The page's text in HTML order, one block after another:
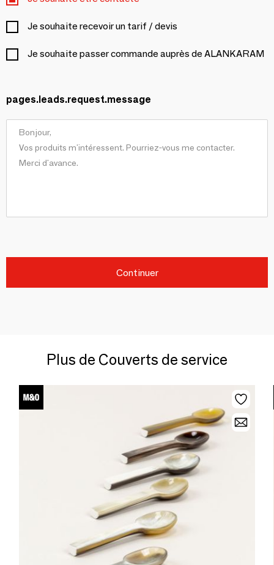
Je souhaite recevoir un tarif / devis
Je souhaite passer commande auprès de ALANKARAM
pages.leads.request.message
Continuer
Plus de Couverts de service